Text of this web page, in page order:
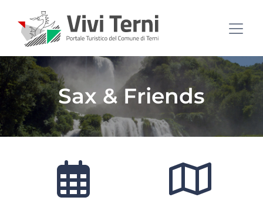
Sax & Friends